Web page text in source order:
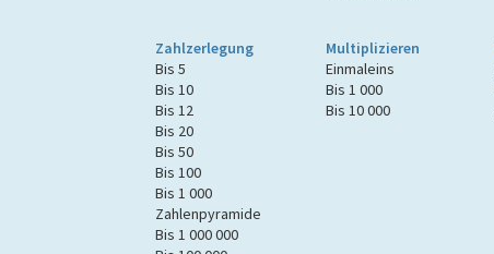
Zahlzerlegung
Bis 5
Bis 10
Bis 12
Bis 20
Bis 50
Bis 100
Bis 1 000
Zahlenpyramide
Bis 1 000 000
Multiplizieren
Einmaleins
Bis 1 000
Bis 10 000